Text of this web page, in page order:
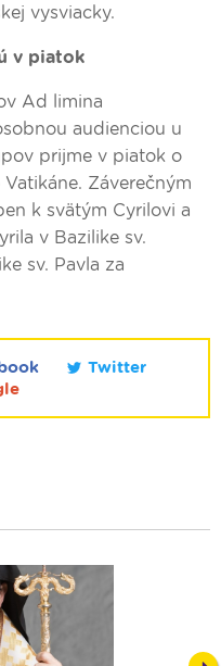
vysviacky.
v piatok
Ad limina
audienciou u
prijme v piatok o
Záverečným
k svätým Cyrilovi a
v Bazilike sv.
sv. Pavla za
Twitter